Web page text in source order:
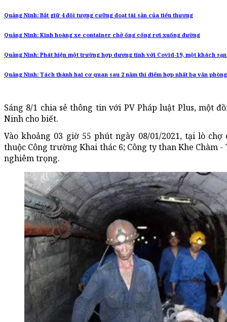
Quảng Ninh: Bắt giữ 4 đối tượng cưỡng đoạt tài sản của tiểu thương
Quảng Ninh: Kinh hoàng xe container chở ống cống rơi xuống đường
Quảng Ninh: Phát hiện một trường hợp dương tính với Covid-19, một khách
Quảng Ninh: Tách thành hai cơ quan sau 2 năm thí điểm hợp nhất ba văn phòng
Sáng 8/1 chia sẻ thông tin với PV Pháp luật Plus, một
Ninh cho biết.
Vào khoảng 03 giờ 55 phút ngày 08/01/2021, tại lò
thuộc Công trường Khai thác 6; Công ty than Khe Chàm
nghiêm trọng.